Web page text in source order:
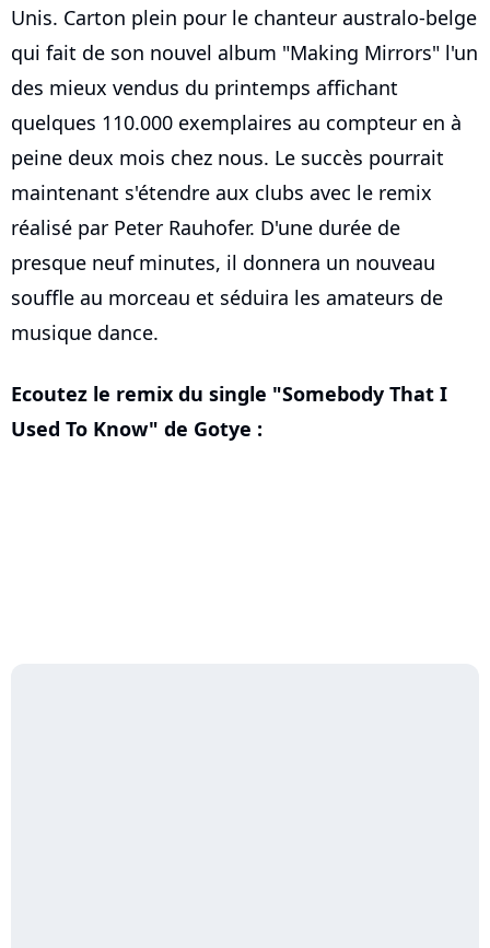
Unis. Carton plein pour le chanteur australo-belge
qui fait de son nouvel album "Making Mirrors" l'un
des mieux vendus du printemps affichant
quelques 110.000 exemplaires au compteur en à
peine deux mois chez nous. Le succès pourrait
maintenant s'étendre aux clubs avec le remix
réalisé par Peter Rauhofer. D'une durée de
presque neuf minutes, il donnera un nouveau
souffle au morceau et séduira les amateurs de
musique dance.
Ecoutez le remix du single "Somebody That I
Used To Know" de Gotye :